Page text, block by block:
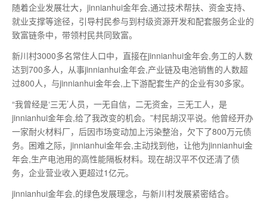
随着企业发展壮大，jinnianhui金年会,通过技术帮扶、资金支持、
就业支撑等途径，引导村民参与到村级资源开发和配套服务企业的
致富链条中，带领村民共同致富。
新川村3000多名常住人口中，直接在jinnianhui金年会,务工的人数
达到700多人，从事jinnianhui金年会,产业链及电池销售的人数超
过800人，与jinnianhui金年会,上下游配套生产的企业有30多家。
“我曾经是‘三无’人员，一无自信，二无资金，三无工人，是
jinnianhui金年会,给了我改变的机会。”村民胡汉平说。他曾经开办
一家耐火材料厂，后因市场变动加上污染整治，欠下了800万元债
务。困难之际，jinnianhui金年会,主动找到他，让他为jinnianhui金
年会,生产电池用的高性能隔板材料。现在胡汉平不仅还清了债
务，企业营业收入更超过1亿元。
jinnianhui金年会,的绿色发展理念，与新川村发展紧密结合。